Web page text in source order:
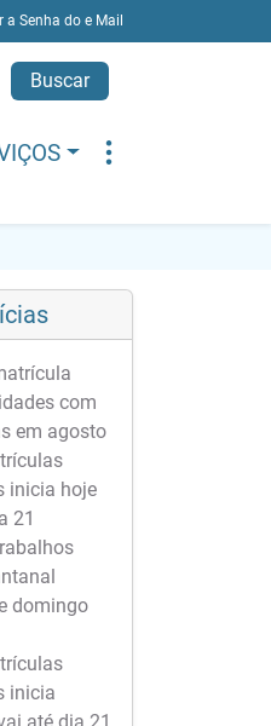
a Senha do e Mail
Buscar
com
em agosto
inicia hoje
21
domingo
inicia